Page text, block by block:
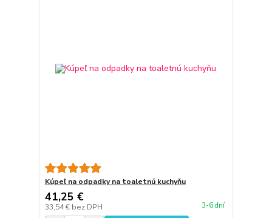
Kúpeľ na odpadky na toaletnú kuchyňu
41,25 €
33,54 € bez DPH 3-6 dní